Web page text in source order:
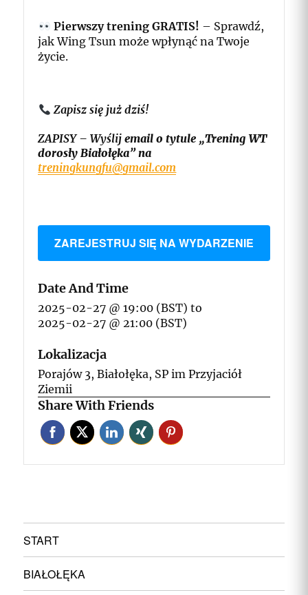
Pierwszy trening GRATIS! – Sprawdź,
jak Wing Tsun może wpłynąć na Twoje
życie.
Zapisz się już dziś!
ZAPISY – Wyślijemail o tytule „Trening WT
dorosły Białołęka” na
treningkungfu@gmail.com
ZAREJESTRUJ SIĘ NA WYDARZENIE
Date And Time
2025-02-27 @ 19:00 (BST)to
2025-02-27 @ 21:00 (BST)
Lokalizacja
Porajów 3, Białołęka, SP im Przyjaciół
Ziemii
Share With Friends
START
BIAŁOŁĘKA